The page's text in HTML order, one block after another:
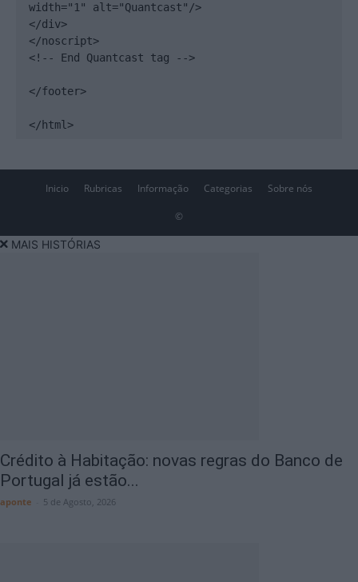
width="1" alt="Quantcast"/>
</div>
</noscript>
<!-- End Quantcast tag -->
</footer>
</html>
Inicio Rubricas Informação Categorias Sobre nós
©
MAIS HISTÓRIAS
Crédito à Habitação: novas regras do Banco de
Portugal já estão...
aponte 5 de Agosto, 2026